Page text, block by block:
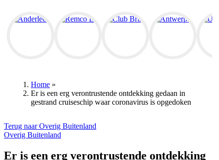
Kruimelpad
Home »
Er is een erg verontrustende ontdekking gedaan in
gestrand cruiseschip waar coronavirus is opgedoken
Terug naar Overig Buitenland
Overig Buitenland
Er is een erg verontrustende ontdekking